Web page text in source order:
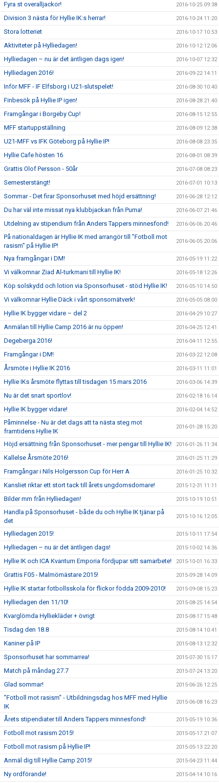
Fyra st overalljackor! 2016-10-25 09:38
Division 3 nästa för Hyllie IK:s herrar! 2016-10-24 11:20
Stora lotteriet 2016-10-17 10:53
Aktiviteter på Hylliedagen! 2016-10-12 12:06
Hylliedagen – nu är det äntligen dags igen! 2016-10-07 12:32
Hylliedagen 2016! 2016-09-22 14:11
Inför MFF - IF Elfsborg i U21-slutspelet! 2016-08-30 10:40
Finbesök på Hyllie IP igen! 2016-08-28 21:40
Framgångar i Borgeby Cup! 2016-08-15 12:55
MFF startuppställning 2016-08-09 12:38
U21-MFF vs IFK Göteborg på Hyllie IP! 2016-08-08 23:35
Hyllie Cafe hösten 16 2016-08-01 08:39
Grattis Olof Persson - 50år 2016-07-08 08:23
Semesterstängt! 2016-07-01 10:13
Sommar - Det firar Sponsorhuset med höjd ersättning! 2016-06-28 12:12
Du har väl inte missat nya klubbjackan från Puma! 2016-06-07 21:46
Utdelning av stipendium från Anders Tappers minnesfond! 2016-06-06 20:46
På nationaldagen är Hyllie IK med arrangör till "Fotboll mot
rasism" på Hyllie IP!
2016-06-05 20:06
Nya framgångar i DM! 2016-05-19 11:22
Vi välkomnar Ziad Al-turkmani till Hyllie IK! 2016-05-18 12:26
Köp solskydd och lotion via Sponsorhuset - stöd Hyllie IK! 2016-05-10 14:50
Vi välkomnar Hyllie Däck i vårt sponsornätverk! 2016-05-05 08:00
Hyllie IK bygger vidare – del 2 2016-04-29 10:27
Anmälan till Hyllie Camp 2016 är nu öppen! 2016-04-25 12:41
Degeberga 2016! 2016-04-11 12:55
Framgångar i DM! 2016-03-22 12:08
Årsmöte i Hyllie IK 2016 2016-03-11 11:01
Hyllie IKs årsmöte flyttas till tisdagen 15 mars 2016 2016-03-06 14:39
Nu är det snart sportlov! 2016-02-18 16:14
Hyllie IK bygger vidare! 2016-02-04 14:52
Påminnelse - Nu är det dags att ta nästa steg mot
framtidens Hyllie IK
2016-01-28 15:20
Höjd ersättning från Sponsorhuset - mer pengar till Hyllie IK! 2016-01-26 11:34
Kallelse Årsmöte 2016! 2016-01-25 11:29
Framgångar i Nils Holgersson Cup för Herr A 2016-01-25 10:32
Kansliet riktar ett stort tack till årets ungdomsdomare! 2015-12-31 11:11
Bilder mm från Hylliedagen! 2015-10-19 10:51
Handla på Sponsorhuset - både du och Hyllie IK tjänar på
det
2015-10-16 12:05
Hylliedagen 2015! 2015-10-11 17:54
Hylliedagen – nu är det äntligen dags! 2015-10-02 14:36
Hyllie IK och ICA Kvantum Emporia fördjupar sitt samarbete! 2015-10-01 16:33
Grattis F05 - Malmömästare 2015! 2015-09-28 14:09
Hyllie IK startar fotbollsskola för flickor födda 2009-2010! 2015-09-08 15:23
Hylliedagen den 11/10! 2015-08-25 14:54
Kvarglömda Hylliekläder + övrigt 2015-08-17 15:48
Tisdag den 18.8 2015-08-14 10:41
Kaniner på IP 2015-08-13 12:32
Sponsorhuset har sommarrea! 2015-07-30 15:17
Match på måndag 27.7 2015-07-24 13:20
Glad sommar! 2015-06-26 12:25
"Fotboll mot rasism" - Utbildningsdag hos MFF med Hyllie
IK
2015-06-08 16:23
Årets stipendiater till Anders Tappers minnesfond! 2015-05-19 10:36
Fotboll mot rasism 2015! 2015-05-17 21:07
Fotboll mot rasism på Hyllie IP! 2015-05-13 22:20
Anmäl dig till Hyllie Camp 2015! 2015-04-23 11:44
Ny ordförande! 2015-04-14 10:16